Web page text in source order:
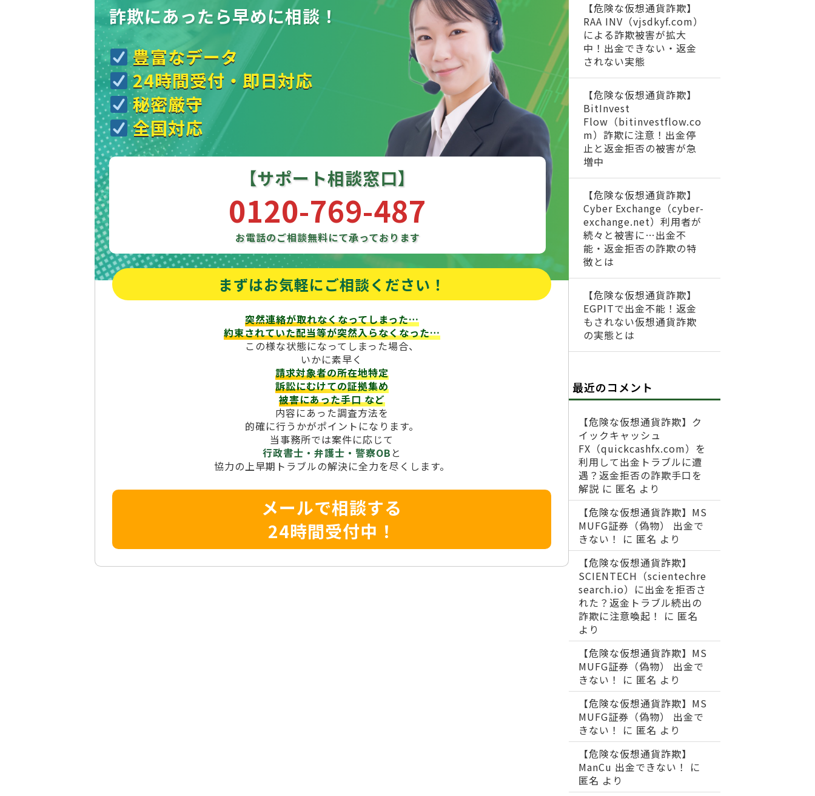
詐欺にあったら早めに相談！
豊富なデータ
24時間受付・即日対応
秘密厳守
全国対応
【サポート相談窓口】
0120-769-487
お電話のご相談無料にて承っております
まずはお気軽にご相談ください！
突然連絡が取れなくなってしまった…
約束されていた配当等が突然入らなくなった…
この様な状態になってしまった場合、
いかに素早く
請求対象者の所在地特定
訴訟にむけての証拠集め
被害にあった手口など
内容にあった調査方法を
的確に行うかがポイントになります。
当事務所では案件に応じて
行政書士・弁護士・警察OB と
協力の上早期トラブルの解決に全力を尽くします。
メールで相談する
24時間受付中！
【危険な仮想通貨詐欺】
RAA INV（vjsdkyf.com）
による詐欺被害が拡大
中！出金できない・返金
されない実態
【危険な仮想通貨詐欺】
BitInvest
Flow（bitinvestflow.co
m）詐欺に注意！出金停
止と返金拒否の被害が急
増中
【危険な仮想通貨詐欺】
Cyber Exchange（cyber-
exchange.net）利用者が
続々と被害に…出金不
能・返金拒否の詐欺の特
徴とは
【危険な仮想通貨詐欺】
EGPITで出金不能！返金
もされない仮想通貨詐欺
の実態とは
最近のコメント
【危険な仮想通貨詐欺】ク
イックキャッシュ
FX（quickcashfx.com）を
利用して出金トラブルに遭
遇？返金拒否の詐欺手口を
解説 に 匿名 より
【危険な仮想通貨詐欺】MS
MUFG証券（偽物） 出金で
きない！
に 匿名 より
【危険な仮想通貨詐欺】
SCIENTECH（scientechre
search.io）に出金を拒否さ
れた？返金トラブル続出の
詐欺に注意喚起！
に 匿名
より
【危険な仮想通貨詐欺】MS
MUFG証券（偽物） 出金で
きない！
に 匿名 より
【危険な仮想通貨詐欺】MS
MUFG証券（偽物） 出金で
きない！
に 匿名 より
【危険な仮想通貨詐欺】
ManCu 出金できない！
に
匿名 より